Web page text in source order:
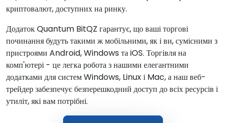
криптовалют, доступних на ринку.
Додаток Quantum BitQZ гарантує, що ваші торгові
починання будуть такими ж мобільними, як і ви, сумісними з
пристроями Android, Windows та iOS. Торгівля на
комп'ютері - це легка робота з нашими елегантними
додатками для систем Windows, Linux і Mac, а наш веб-
трейдер забезпечує безперешкодний доступ до всіх ресурсів і
утиліт, які вам потрібні.